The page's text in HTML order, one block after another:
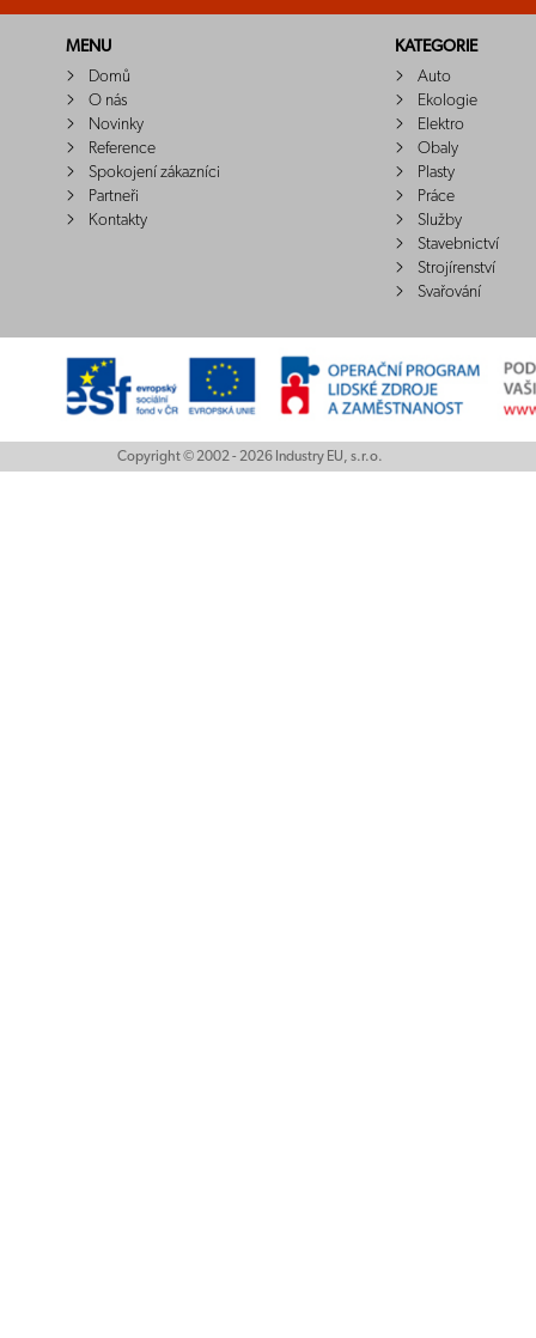
MENU
Domů
O nás
Novinky
Reference
Spokojení zákazníci
Partneři
Kontakty
KATEGORIE
Auto
Ekologie
Elektro
Obaly
Plasty
Práce
Služby
Stavebnictví
Strojírenství
Svařování
Copyright © 2002 - 2026 Industry EU, s.r.o.